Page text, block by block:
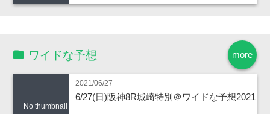
more
ワイドな予想
No thumbnail
2021/06/27
6/27(日)阪神8R城崎特別＠ワイドな予想2021